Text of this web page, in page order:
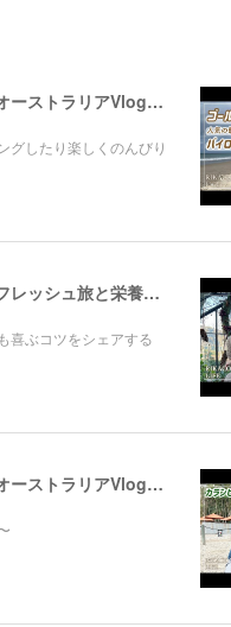
【YouTube配信】【オーストラリアVlog】オシャレで人気のバイロンベイ〜
グしたり楽しくのんびり
【YouTube配信】リフレッシュ旅と栄養満点ごはん！心と体が喜ぶ健康のコツ
喜ぶコツをシェアする
【YouTube配信】【オーストラリアVlog】自然公園で動物たちと触れ合ってきました〜